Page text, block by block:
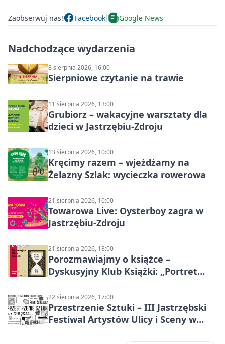
Zaobserwuj nas! Facebook Google News
Nadchodzące wydarzenia
8 sierpnia 2026, 16:00
Sierpniowe czytanie na trawie
11 sierpnia 2026, 13:00
Grubiorz – wakacyjne warsztaty dla
dzieci w Jastrzębiu-Zdroju
13 sierpnia 2026, 10:00
Kręcimy razem – wjeżdżamy na
Żelazny Szlak: wycieczka rowerowa
21 sierpnia 2026, 10:00
Towarowa Live: Oysterboy zagra w
Jastrzębiu-Zdroju
21 sierpnia 2026, 18:00
Porozmawiajmy o książce –
Dyskusyjny Klub Książki: „Portret
22 sierpnia 2026, 17:00
Przestrzenie Sztuki – III Jastrzębski
Festiwal Artystów Ulicy i Sceny w